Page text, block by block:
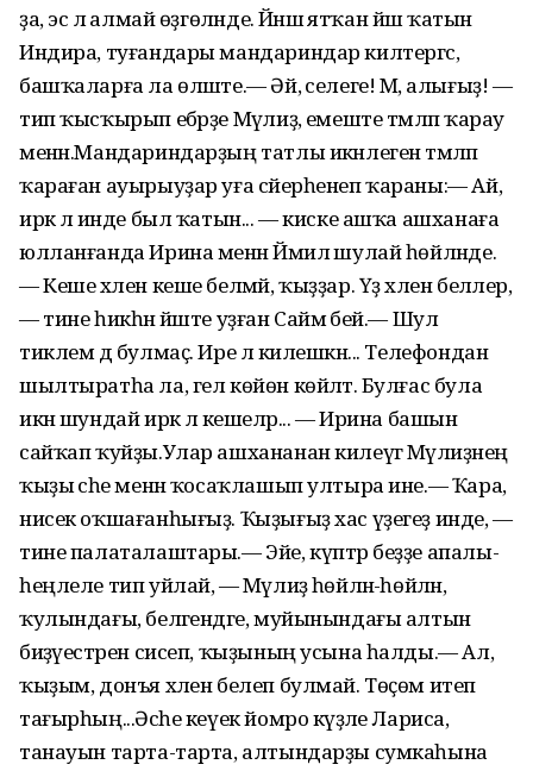
ҙа, эсә лә алмай өҙгөләнде. Йәнәшә ятҡан йәш ҡатын
Индира, туғандары мандариндар килтергәс,
башҡаларға ла өләште.— Әй, әселеге! Мә, алығыҙ! —
тип ҡысҡырып ебәрҙе Мәүлиҙә, емеште тәмләп ҡарау
менән.Мандариндарҙың татлы икән­леген тәмләп
ҡараған ауы­рыуҙар уға сәйерһенеп ҡараны:— Ай,
иркә лә инде был ҡатын... — киске ашҡа ашханаға
юллан­ғанда Ирина менән Йәмилә шулай һөйләнде.
— Кеше хәлен кеше белмәй, ҡыҙҙар. Үҙ хәлен беләлер,
— тине һикһән йәште уҙған Саймә әбей.— Шул
тиклем дә булмаҫ. Ире лә килешкән... Телефондан
шылтыратһа ла, гел көйөн көйләтә. Булғас була
икән шундай иркә лә кешеләр... — Ирина башын
сайҡап ҡуйҙы.Улар ашхананан килеүгә Мәүлиҙәнең
ҡыҙы әсәһе менән ҡосаҡлашып ултыра ине.— Ҡара,
нисек оҡшағанһығыҙ. Ҡыҙығыҙ хас үҙегеҙ инде, —
тине палаталаштары.— Эйе, күптәр беҙҙе апалы-
һеңлеле тип уйлай, — Мәүлиҙә һөйләнә-һөйләнә,
ҡулындағы, беләгендәге, муйынындағы алтын
биҙәүестәрен сисеп, ҡыҙының усына һалды.— Ал,
ҡыҙым, донъя хәлен белеп булмай. Төҫөм итеп
тағырһың...Әсәһе кеүек йомро кәүҙәле Лариса,
танауын тарта-тарта, алтындарҙы сумкаһына